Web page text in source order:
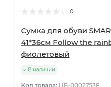
0
Сумка для обуви
41*36см Follow the
фиолетовый
В наличии
Код товара: ЦБ-00027538